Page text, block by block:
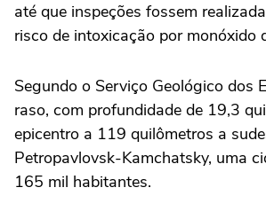
até que inspeções fossem
risco de intoxicação por monóxido
Segundo o Serviço Geológico dos
raso, com profundidade de 19,3
epicentro a 119 quilômetros a
Petropavlovsk-Kamchatsky, uma
165 mil habitantes.